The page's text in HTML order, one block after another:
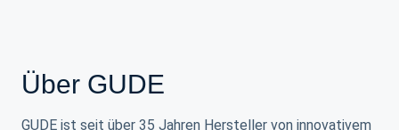
Über GUDE
GUDE ist seit über 35 Jahren Hersteller von innovativem